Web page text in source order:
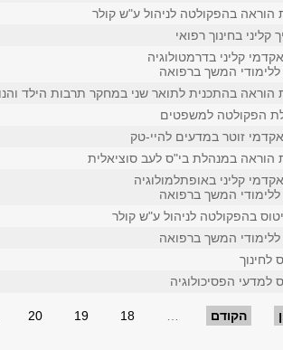
הוראה בהפקולטה לניהול ע"ש קולר
קליני בחינוך רפואי
קליני בדרמטולוגיה
ללימודי המשך ברפואה
הוראה בהתכנית לתואר שני במחקר תרבות הילד
הפקולטה למשפטים
זוטר במדעים להיי-טק
הוראה במנהלת בי"ס לעב סוציאלית
קליני באופתלמולוגיה
ללימודי המשך ברפואה
בהפקולטה לניהול ע"ש קולר
ללימודי המשך ברפואה
לחינוך
למדעי הפסיכולוגיה
הקודם 18
19
20